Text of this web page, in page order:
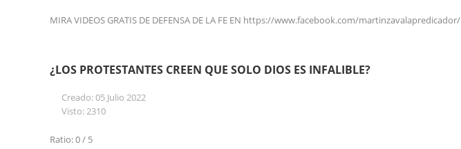
MIRA VIDEOS GRATIS DE DEFENSA DE LA FE EN https://www.facebook.com/martinzavalapredicador/
¿LOS PROTESTANTES CREEN QUE SOLO DIOS ES INFALIBLE?
Creado: 05 Julio 2022
Visto: 2310
Ratio: 0 / 5